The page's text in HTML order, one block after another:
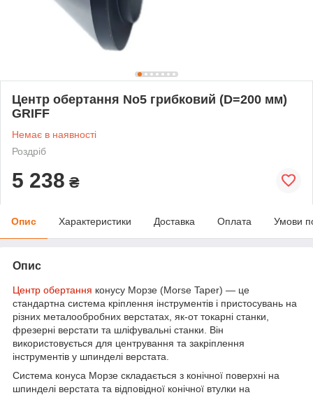
Центр обертання No5 грибковий (D=200 мм)
GRIFF
Немає в наявності
Роздріб
5 238 ₴
Опис Характеристики Доставка Оплата Умови
Опис
Центр обертання конусу Морзе (Morse Taper) — це
стандартна система кріплення інструментів і пристосувань на
різних металообробних верстатах, як-от токарні станки,
фрезерні верстати та шліфувальні станки. Він
використовується для центрування та закріплення
інструментів у шпинделі верстата.
Система конуса Морзе складається з конічної поверхні на
шпинделі верстата та відповідної конічної втулки на